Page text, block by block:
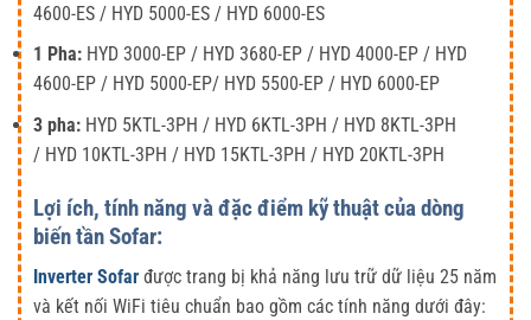
4600-ES / HYD 5000-ES / HYD 6000-ES
1 Pha: HYD 3000-EP / HYD 3680-EP / HYD 4000-EP / HYD
4600-EP / HYD 5000-EP/ HYD 5500-EP / HYD 6000-EP
3 pha: HYD 5KTL-3PH / HYD 6KTL-3PH / HYD 8KTL-3PH
/ HYD 10KTL-3PH / HYD 1 5KTL-3PH / HYD 20KTL-3PH
Lợi ích, tính năng và đặc điểm kỹ thuật của dòng
biến tần Sofar:
Inverter Sofar được trang bị khả năng lưu trữ dữ liệu 25 năm
và kết nối WiFi tiêu chuẩn bao gồm các tính năng dưới đây: